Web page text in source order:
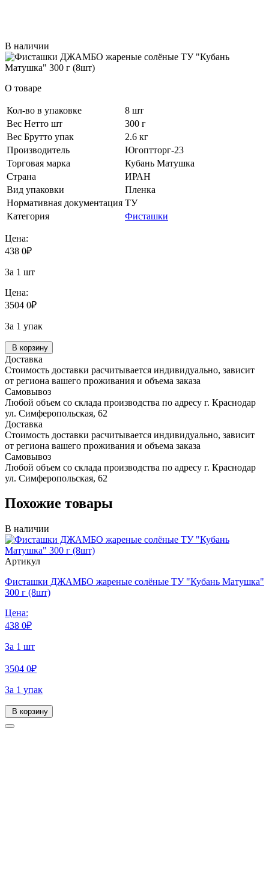
В наличии
О товаре
Кол-во в упаковке
8 шт
Вес Нетто шт
300 г
Вес Брутто упак
2.6 кг
Производитель
Югоптторг-23
Торговая марка
Кубань Матушка
Страна
ИРАН
Вид упаковки
Пленка
Нормативная документация ТУ
Категория
Фисташки
Цена:
438 0₽
За 1 шт
Цена:
3504 0₽
За 1 упак
В корзину
Доставка
Стоимость доставки расчитывается индивидуально, зависит
от региона вашего проживания и объема заказа
Самовывоз
Любой объем со склада производства по адресу г. Краснодар
ул. Симферопольская, 62
Доставка
Стоимость доставки расчитывается индивидуально, зависит
от региона вашего проживания и объема заказа
Самовывоз
Любой объем со склада производства по адресу г. Краснодар
ул. Симферопольская, 62
Похожие товары
В наличии
Артикул
Фисташки ДЖАМБО жареные солёные ТУ "Кубань Матушка"
300 г (8шт)
Цена:
438 0₽
За 1 шт
3504 0₽
За 1 упак
В корзину